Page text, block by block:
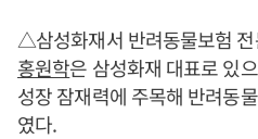
△삼성화재서 반려동물보험
홍원학은 삼성화재 대표로 있
성장 잠재력에 주목해 반려동
였다.